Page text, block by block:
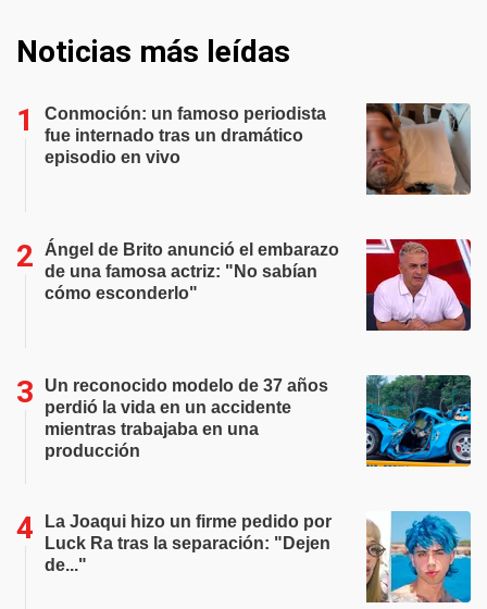
Noticias más leídas
Conmoción: un famoso periodista
fue internado tras un dramático
episodio en vivo
Ángel de Brito anunció el embarazo
de una famosa actriz: "No sabían
cómo esconderlo"
Un reconocido modelo de 37 años
perdió la vida en un accidente
mientras trabajaba en una
producción
La Joaqui hizo un firme pedido por
Luck Ra tras la separación: "Dejen
de..."